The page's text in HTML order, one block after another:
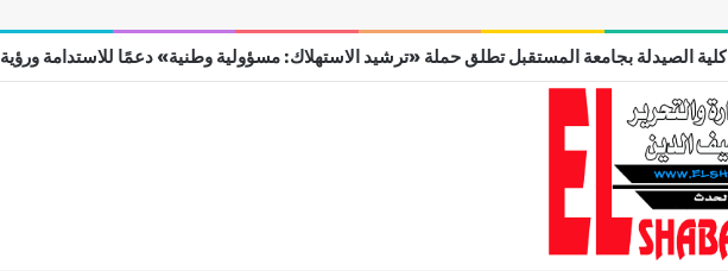
كلية الصيدلة بجامعة المستقبل تطلق حملة «ترشيد الاستهلاك: مسؤولية وطنية» دعمًا للاستدامة ورؤية